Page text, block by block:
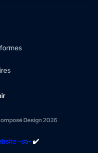
Design 2026
-ᯅ- ✔️